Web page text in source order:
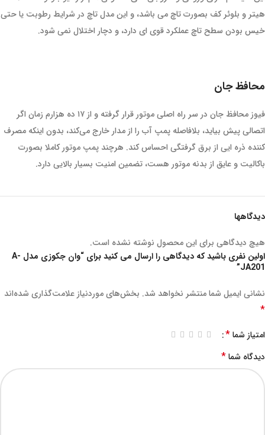
هیتر و بلوئر کف بصورت تاچ می باشد، و این مدل تاچ در شرایط رطوبت یا حتی
خیس بودن سطح تاچ عملکرد قوی ای دارد، و دچار اختلال نمی شود.
محافظ جان
فیوز محافظ جان در سر راه اصلی موتور قرار گرفته و از ۱۷ ده هزارم زمان اگر
اتصالی پیش بیاید، بلافاصله پمپ آب را از مدار خارج می‌کند، بدون اینکه مصرف
کننده ذره ایی از برق گرفتگی احساس کند. هرچند پمپ موتور کاملا بصورت
باکالیت و عایق از بدنه موتور هست، تضمین امنیت بسیار بالایی دارد.
دیدگاهها
هیچ دیدگاهی برای این محصول نوشته نشده است.
اولین نفری باشید که دیدگاهی را ارسال می کنید برای “وان جکوزی مدل A-
JA201”
نشانی ایمیل شما منتشر نخواهد شد. بخش‌های موردنیاز علامت‌گذاری شده‌اند
*
امتیاز شما*
دیدگاه شما*